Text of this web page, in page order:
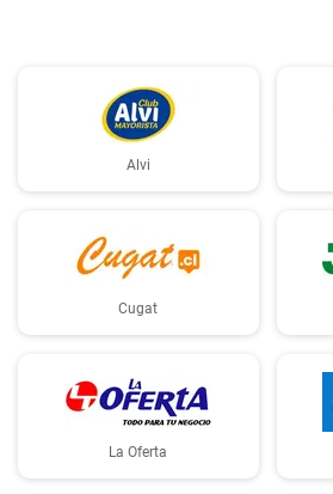
Alvi
Cugat
La Oferta